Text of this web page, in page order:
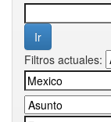
Filtros actuales: